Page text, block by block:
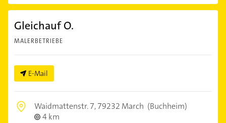
Gleichauf O.
MALERBETRIEBE
E-Mail
Waidmattenstr. 7,79232 March (Buchheim)
4 km